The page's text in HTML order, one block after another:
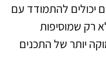
יכולים להתמודד עם
רק שמוסיפות
יותר של התכנים